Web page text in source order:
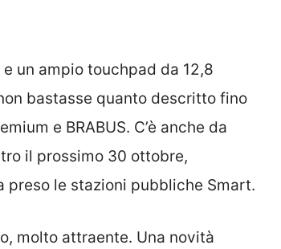
un ampio touchpad da 12,8
bastasse quanto descritto fino
e BRABUS. C’è anche da
il prossimo 30 ottobre,
preso le stazioni pubbliche Smart.
molto attraente. Una novità